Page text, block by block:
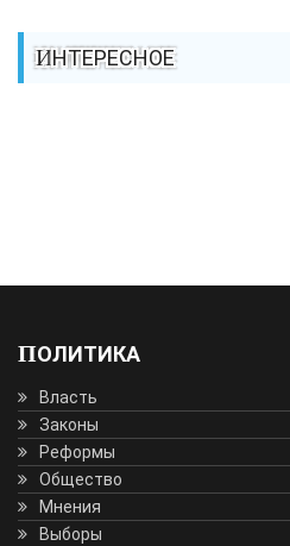
ИНТЕРЕСНОЕ
ПОЛИТИКА
Власть
Законы
Реформы
Общество
Мнения
Выборы